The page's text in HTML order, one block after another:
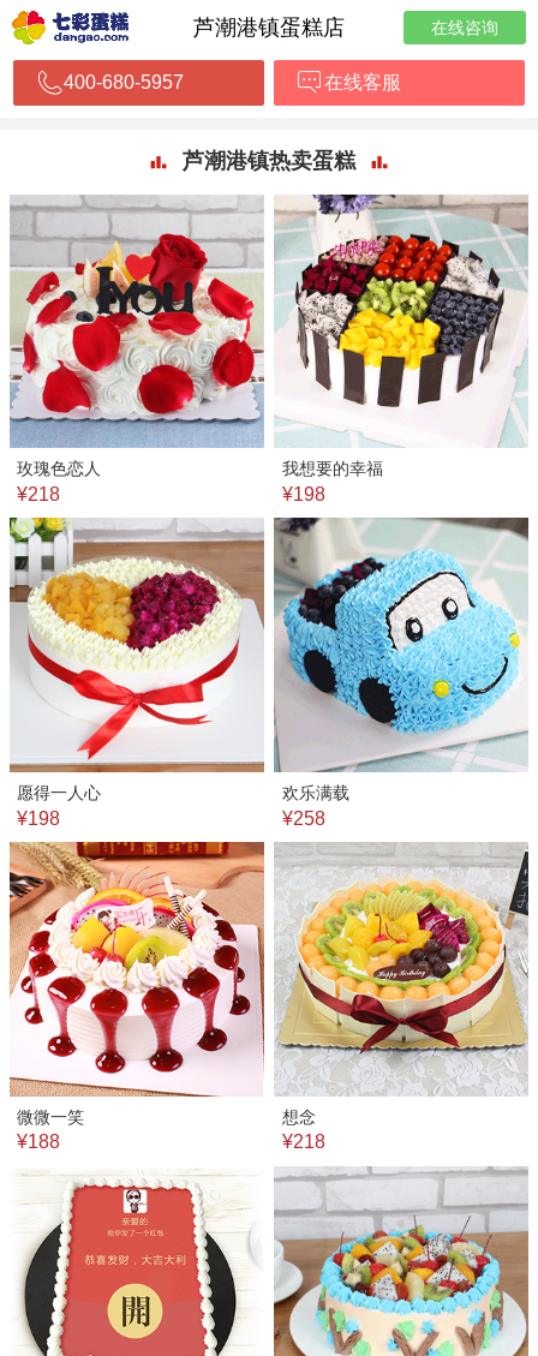
芦潮港镇蛋糕店 在线咨询
400-680-5957 在线客服
芦潮港镇热卖蛋糕
玫瑰色恋人
¥218
我想要的幸福
¥198
愿得一人心
¥198
欢乐满载
¥258
微微一笑
¥188
想念
¥218